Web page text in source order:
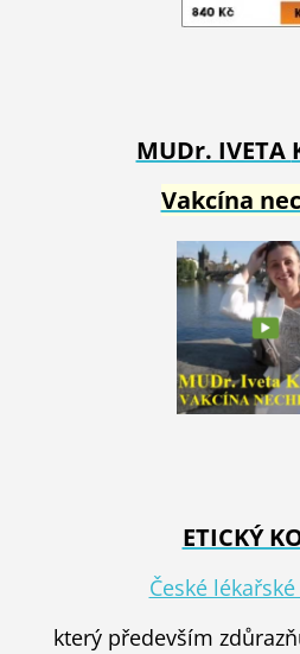
MUDr. IVETA
Vakcína
ETICKÝ
České
který především